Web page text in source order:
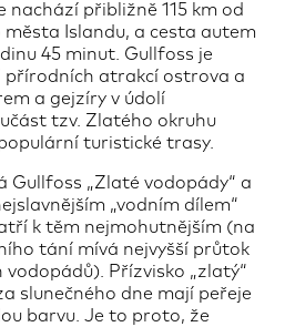
nachází přibližně 115 km od
města Islandu, a cesta autem
45 minut. Gullfoss je
přírodních atrakcí ostrova a
a gejzíry v údolí
tzv. Zlatého okruhu
turistické trasy.
Gullfoss „Zlaté vodopády“ a
„vodním dílem“
k těm nejmohutnějším (na
tání mívá nejvyšší průtok
vodopádů). Přízvisko „zlatý“
slunečného dne mají peřeje
barvu. Je to proto, že